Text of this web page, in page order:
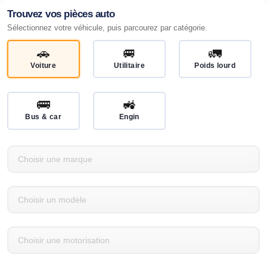
Trouvez vos pièces auto
Sélectionnez votre véhicule, puis parcourez par catégorie.
🚗
Voiture
🚐
Utilitaire
🚛
Poids lourd
🚌
Bus & car
🚜
Engin